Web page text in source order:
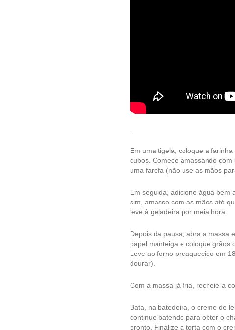
.
Em uma tigela, coloque a
cubos. Comece amassando
uma farofa (não use as mãos
Em seguida, adicione água bem
sim, amasse com as mãos até
leve à geladeira por meia hora.
Depois da pausa, abra a massa
papel manteiga e coloque grãos
Leve ao forno preaquecido em
dourar).
Com a massa já fria, recheie-a
Bata, na batedeira, o creme de
continue batendo para obter o
pronto. Finalize a torta com o